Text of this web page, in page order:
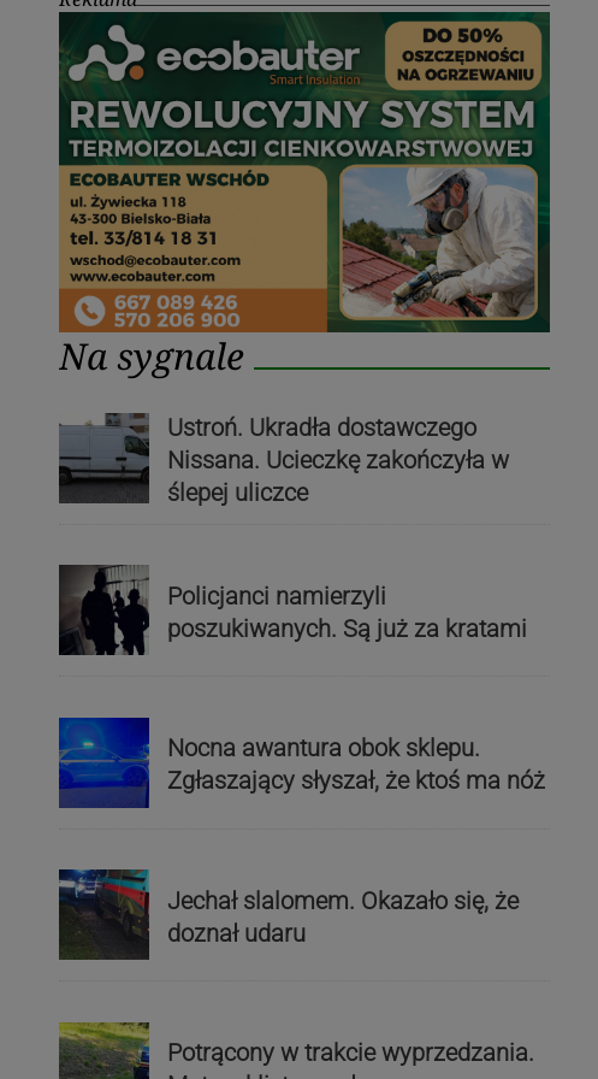
Na sygnale
Ustroń. Ukradła dostawczego
Nissana. Ucieczkę zakończyła w
ślepej uliczce
Policjanci namierzyli
poszukiwanych. Są już za kratami
Nocna awantura obok sklepu.
Zgłaszający słyszał, że ktoś ma nóż
Jechał slalomem. Okazało się, że
doznał udaru
Potrącony w trakcie wyprzedzania.